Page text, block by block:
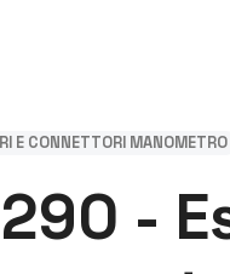
E CONNETTORI MANOMETRO
290 -